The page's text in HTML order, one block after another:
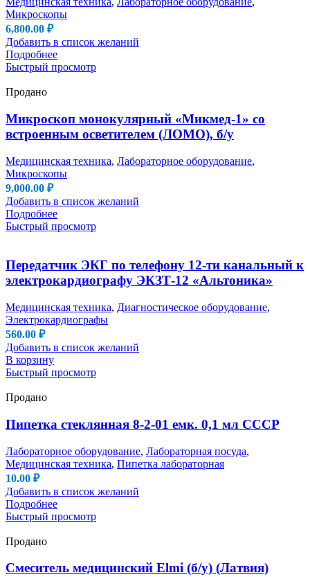
Микроскопы
6,800.00 ₽
Добавить в список желаний
Подробнее
Быстрый просмотр
Продано
Микроскоп монокулярный «Микмед-1» со
встроенным осветителем (ЛОМО), б/у
Медицинская техника, Лабораторное оборудование,
Микроскопы
9,000.00 ₽
Добавить в список желаний
Подробнее
Быстрый просмотр
Передатчик ЭКГ по телефону 12-ти канальный к
электрокардиографу ЭКЗТ-12 «Альтоника»
Медицинская техника, Диагностическое оборудование,
Электрокардиографы
560.00 ₽
Добавить в список желаний
В корзину
Быстрый просмотр
Продано
Пипетка стеклянная 8-2-01 емк. 0,1 мл СССР
Лабораторное оборудование, Лабораторная посуда,
Медицинская техника, Пипетка лабораторная
10.00 ₽
Добавить в список желаний
Подробнее
Быстрый просмотр
Продано
Смеситель медицинский Elmi (б/у) (Латвия)